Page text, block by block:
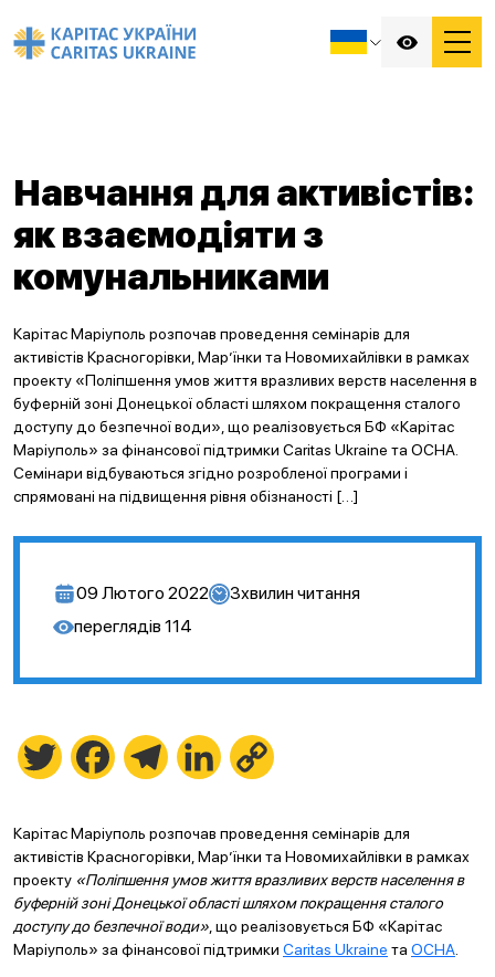
Навчання для активістів:
як взаємодіяти з
комунальниками
Карітас Маріуполь розпочав проведення семінарів для
активістів Красногорівки, Мар’їнки та Новомихайлівки в рамках
проекту «Поліпшення умов життя вразливих верств населення в
буферній зоні Донецької області шляхом покращення сталого
доступу до безпечної води», що реалізовується БФ «Карітас
Маріуполь» за фінансової підтримки Caritas Ukraine та ОСНА.
Семінари відбуваються згідно розробленої програми і
спрямовані на підвищення рівня обізнаності […]
09 Лютого 2022 3хвилин читання
переглядів 114
Twitter FacebookTelegramLinkedIn
Карітас Маріуполь розпочав проведення семінарів для
активістів Красногорівки, Мар’їнки та Новомихайлівки в рамках
проекту «Поліпшення умов життя вразливих верств населення в
буферній зоні Донецької області шляхом покращення сталого
доступу до безпечної води» , що реалізовується БФ «Карітас
Маріуполь» за фінансової підтримки Caritas Ukraine та ОСНА